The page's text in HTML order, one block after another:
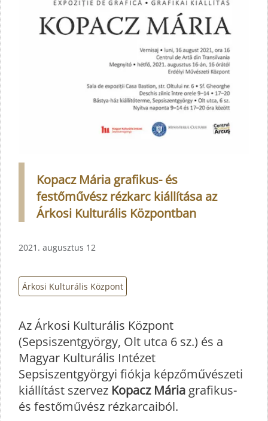
Kopacz Mária grafikus- és
festőművész rézkarc kiállítása az
Árkosi Kulturális Központban
2021. augusztus 12
Árkosi Kulturális Központ
Az Árkosi Kulturális Központ
(Sepsiszentgyörgy, Olt utca 6 sz.) és a
Magyar Kulturális Intézet
Sepsiszentgyörgyi fiókja képzőművészeti
kiállítást szervez Kopacz Mária grafikus-
és festőművész rézkarcaiból.